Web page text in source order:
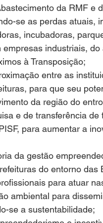
da RMF e
se as perdas atuais,
incubadoras,
empresas industriais,
à Transposição;
entre as
para que seu
da região do
e de transferência
para aumentar a
da gestão
do entorno das
para atuar
ambiental para
se a sustentabilidade;